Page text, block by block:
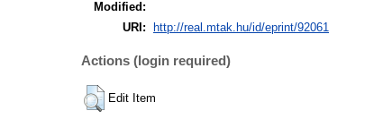
Modified:
URI: http://real.mtak.hu/id/eprint/92061
Actions (login required)
Edit Item